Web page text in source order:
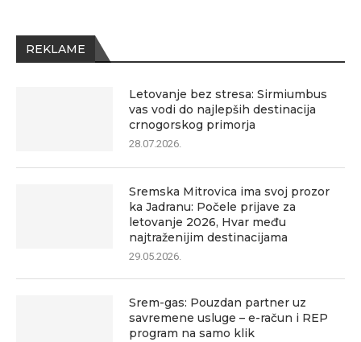
REKLAME
Letovanje bez stresa: Sirmiumbus
vas vodi do najlepših destinacija
crnogorskog primorja
28.07.2026.
Sremska Mitrovica ima svoj prozor
ka Jadranu: Počele prijave za
letovanje 2026, Hvar među
najtraženijim destinacijama
29.05.2026.
Srem-gas: Pouzdan partner uz
savremene usluge – e-račun i REP
program na samo klik